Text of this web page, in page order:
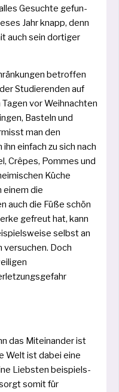
Gesuchte gefun­
Jahr knapp, denn
auch sein dor­ti­ger
betrof­fen
Studierenden auf
vor Weihnachten
Basteln und
man den
ein­fach zu sich nach
Crêpes, Pommes und
Küche
einem die
auch die Füße schön
gefreut hat, kann
selbst an
ver­su­chen. Doch
das Miteinander ist
Welt ist dabei eine
Liebsten bei­spiels­
somit für